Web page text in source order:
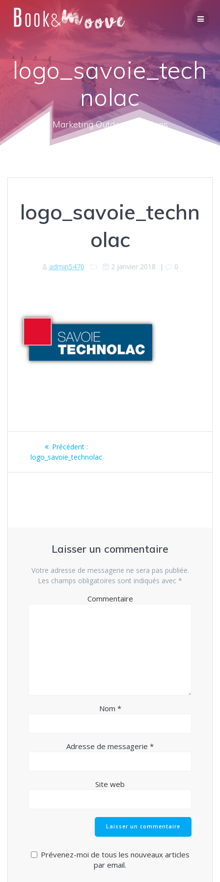
logo_savoie_tech
nolac
Marketing Outdoor Solutions
logo_savoie_techn
olac
admin5470 2 janvier 2018 | 0
Navigation
Précédent :
précédent
logo_savoie_technolac
Laisser un commentaire
Votre adresse de messagerie ne sera pas publiée.
Les champs obligatoires sont indiqués avec *
Commentaire
Nom *
Adresse de messagerie *
Site web
Prévenez-moi de tous les nouveaux articles
par email.